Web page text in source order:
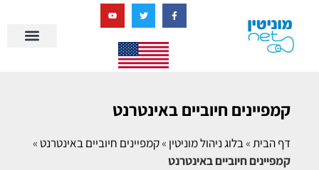
קמפיינים חיוביים באינטרנט
דף הבית»בלוג ניהול מוניטין »קמפיינים חיוביים באינטרנט »
קמפיינים חיוביים באינטרנט